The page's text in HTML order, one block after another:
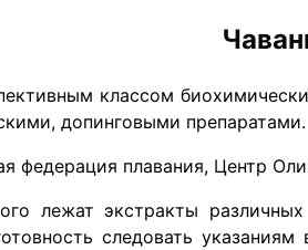
классом
допинговыми препаратами.
федерация плавания, Центр
лежат экстракты
следовать